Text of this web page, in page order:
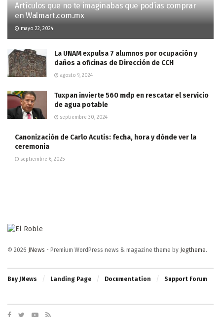
Artículos que no te imaginabas que podías comprar
en Walmart.com.mx
mayo 22, 2024
La UNAM expulsa 7 alumnos por ocupación y
daños a oficinas de Dirección de CCH
agosto 9, 2024
Tuxpan invierte 560 mdp en rescatar el servicio
de agua potable
septiembre 30, 2024
Canonización de Carlo Acutis: fecha, hora y dónde ver la
ceremonia
septiembre 6, 2025
© 2026 JNews - Premium WordPress news & magazine theme by Jegtheme.
Buy JNews Landing Page Documentation Support Forum